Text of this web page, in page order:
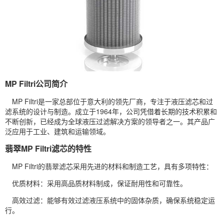
MP Filtri公司简介
MP Filtri是一家总部位于意大利的领先厂商，专注于液压滤芯和过
滤系统的设计与制造。成立于1964年，公司凭借着长期的技术积累和
不断创新，已经成为全球液压过滤解决方案的领导者之一。其产品广
泛应用于工业、建筑和运输领域。
翡翠MP Filtri滤芯的特性
MP Filtri的翡翠滤芯采用先进的材料和制造工艺，具有多项特性：
优质材料：采用高品质材料制成，保证耐用性和可靠性。
高效过滤：能够有效过滤液压系统中的固体杂质，确保系统稳定运
行。